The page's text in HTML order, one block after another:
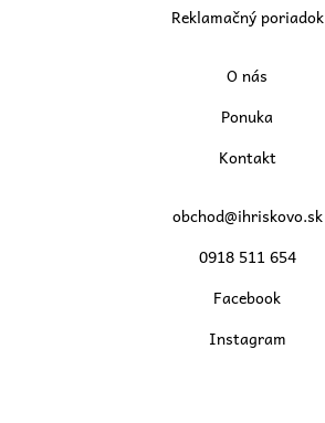
Reklamačný poriadok
O nás
Ponuka
Kontakt
obchod@ihriskovo.sk
0918 511 654
Facebook
Instagram